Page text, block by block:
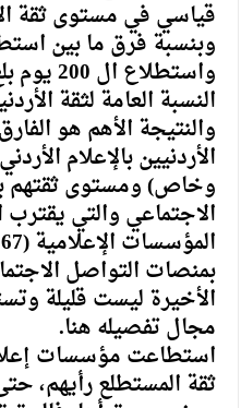
والنتيجة الأهم هو
الأردنيين بالإعلام
وخاص) ومستوى ثقتهم
بمنصات التواصل
الأخيرة ليست قليلة
مجال تفصيله هنا.
استطاعت مؤسسات
ثقة المستطلع رأيهم،